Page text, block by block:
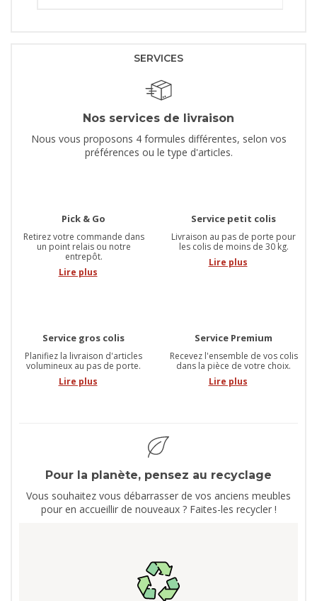
SERVICES
Nos services de livraison
Nous vous proposons 4 formules différentes, selon vos
préférences ou le type d'articles.
Pick & Go
Retirez votre commande dans
un point relais ou notre
entrepôt.
Lire plus
Service petit colis
Livraison au pas de porte pour
les colis de moins de 30 kg.
Lire plus
Service gros colis
Planifiez la livraison d'articles
volumineux au pas de porte.
Lire plus
Service Premium
Recevez l'ensemble de vos colis
dans la pièce de votre choix.
Lire plus
Pour la planète, pensez au recyclage
Vous souhaitez vous débarrasser de vos anciens meubles
pour en accueillir de nouveaux ? Faites-les recycler !